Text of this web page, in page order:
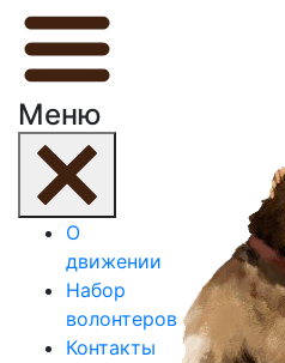
Меню
О
движении
Набор
волонтеров
Контакты